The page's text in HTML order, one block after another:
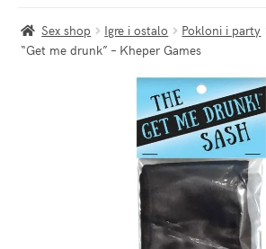
Sex shop Igre i ostalo Pokloni i party
“Get me drunk” – Kheper Games